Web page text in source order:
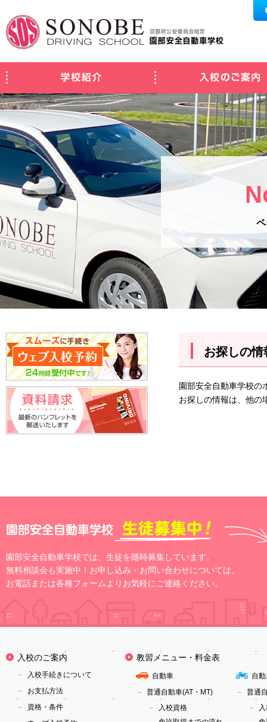
お探しの
園部安全自動車学校の
お探しの情報は、他の
園部安全自動車学校では、生徒を随時募集しています。
無料相談会も実施中！お申し込み・お問い合わせについては、
お電話または各種フォームよりお気軽にご連絡ください。
入校のご案内
入校手続きについて
お支払方法
資格・条件
教習メニュー・料金表
自動車
普通自動車(AT・MT)
入校資格
自
普通